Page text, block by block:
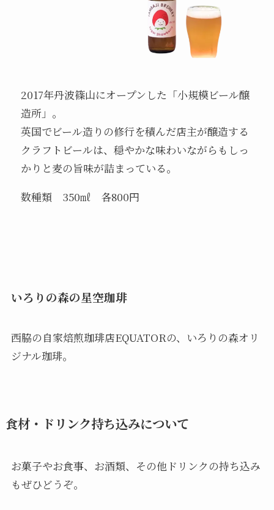
2017年丹波篠山にオープンした「小規模ビール醸
造所」。
英国でビール造りの修行を積んだ店主が醸造する
クラフトビールは、穏やかな味わいながらもしっ
かりと麦の旨味が詰まっている。
数種類 350㎖ 各800円
いろりの森の星空珈琲
西脇の自家焙煎珈琲店EQUATORの、いろりの森オリ
ジナル珈琲。
食材・ドリンク持ち込みについて
お菓子やお食事、お酒類、その他ドリンクの持ち込み
もぜひどうぞ。